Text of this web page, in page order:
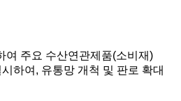
여 주요 수산연관제품(소비재)
하여, 유통망 개척 및 판로 확대